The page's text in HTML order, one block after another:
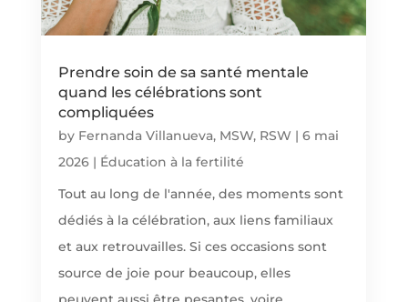
Prendre soin de sa santé mentale
quand les célébrations sont
compliquées
by Fernanda Villanueva, MSW, RSW | 6 mai
2026| Éducation à la fertilité
Tout au long de l'année, des moments sont
dédiés à la célébration, aux liens familiaux
et aux retrouvailles. Si ces occasions sont
source de joie pour beaucoup, elles